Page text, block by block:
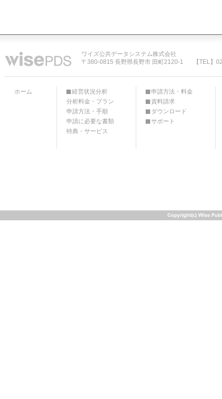
ワイズ公共データシステム株式会社
〒380-0815 長野県長野市 田町2120-1
【TEL】
ホーム
経営状況分析
分析料金・プラン
申請方法・手順
申請に必要な書類
特典・サービス
申請方法・料金
資料請求
ダウンロード
サポート